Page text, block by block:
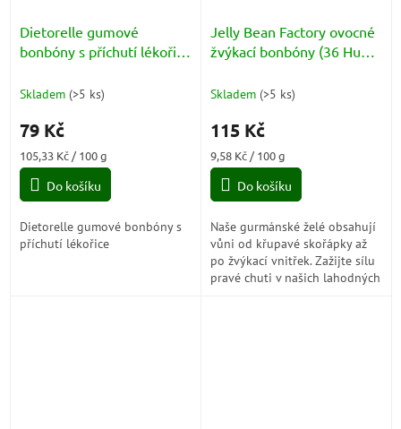
Dietorelle gumové
bonbóny s příchutí lékořice
Skladem (>5 ks)
79 Kč
Měrná
cena:
105,33 Kč / 100 g
Do košíku
Dietorelle gumové bonbóny s
příchutí lékořice
Jelly Bean Factory ovocné
žvýkací bonbóny (36 Huge
Skladem (>5 ks)
115 Kč
Měrná
cena:
9,58 Kč / 100 g
Do košíku
Naše gurmánské želé obsahují
vůni od křupavé skořápky až
po žvýkací vnitřek. Zažijte sílu
pravé chuti v našich lahodných